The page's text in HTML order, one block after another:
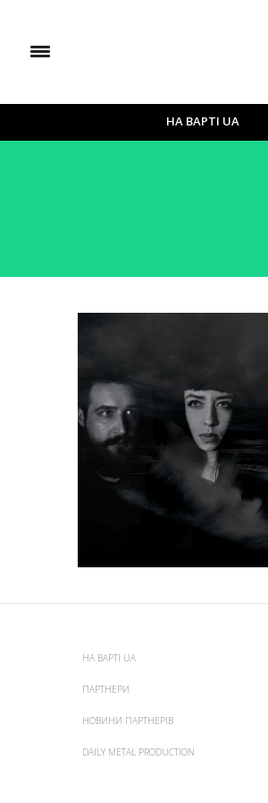
НА ВАРТІ UA
НА ВАРТІ UA
ПАРТНЕРИ
НОВИНИ ПАРТНЕРІВ
DAILY METAL PRODUCTION